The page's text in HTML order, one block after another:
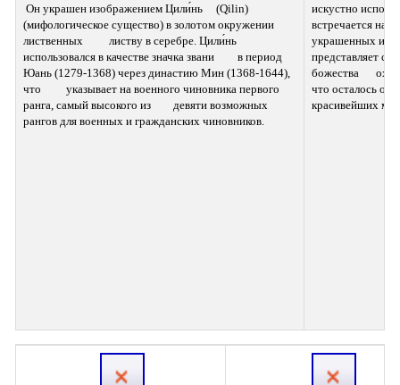
Он украшен изображением Цили́нь  	(Qilin)
(мифологическое существо) в золотом окружении
лиственных  	листву в серебре. Цили́нь
использовался в качестве значка звани  	в период
Юань (1279-1368) через династию Мин (1368-1644),
что  	указывает на военного чиновника первого
ранга, самый высокого из  	девяти возможных
рангов для военных и гражданских чиновников.
искустно
встречается на
украшенных изделий из
представляет
божества  	охранника. К сожалению это все
что осталось от одного
красивейших